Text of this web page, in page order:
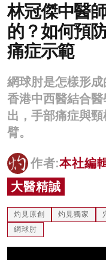
健康
商業
科技
影片
名家榜
關於我們
林冠傑中醫
的？如何預
痛症示範
網球肘是怎樣形
香港中西醫結合
出，手部痛症與
臂。
作者:本社編
大醫精誠
灼見原創 灼見獨家
網球肘